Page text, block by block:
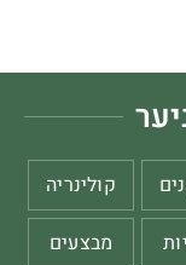
קולינריה
מבצעים